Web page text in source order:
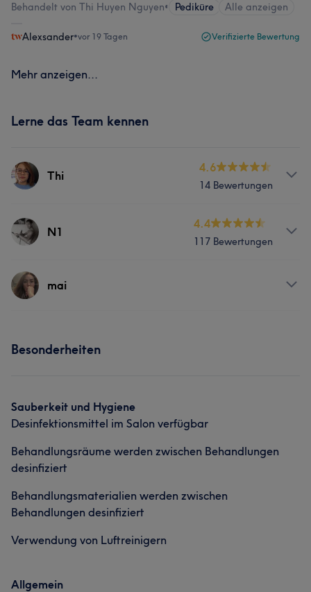
Behandelt von Thi Huyen Nguyen• Pediküre Alle anzeigen
Alexsander•vor 19 Tagen Verifizierte Bewertung
Mehr anzeigen...
Lerne das Team kennen
Thi
4.6
14 Bewertungen
Services
N1
4.4
117 Bewertungen
Services
Portfolio
mai
Portfolio
Besonderheiten
Sauberkeit und Hygiene
Desinfektionsmittel im Salon verfügbar
Behandlungsräume werden zwischen Behandlungen
desinfiziert
Behandlungsmaterialien werden zwischen
Behandlungen desinfiziert
Verwendung von Luftreinigern
Allgemein